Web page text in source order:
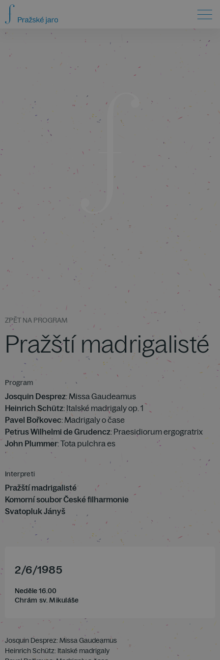
ZPĚT NA PROGRAM
Pražští madrigalisté
Program
Josquin Desprez: Missa Gaudeamus
Heinrich Schütz: Italské madrigaly op. 1
Pavel Bořkovec: Madrigaly o čase
Petrus Wilhelmi de Grudencz: Praesidiorum ergogratrix
John Plummer: Tota pulchra es
Interpreti
Pražští madrigalisté
Komorní soubor České filharmonie
Svatopluk Jányš
2/6/1985
Neděle 16.00
Chrám sv. Mikuláše
Josquin Desprez: Missa Gaudeamus
Heinrich Schütz: Italské madrigaly